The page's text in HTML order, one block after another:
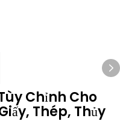
Chỉnh Cho
Thép, Thủy